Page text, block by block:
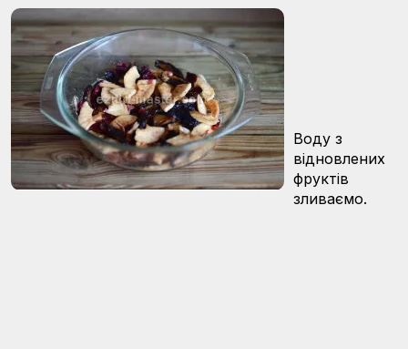
Воду з
відновлених
фруктів
зливаємо.